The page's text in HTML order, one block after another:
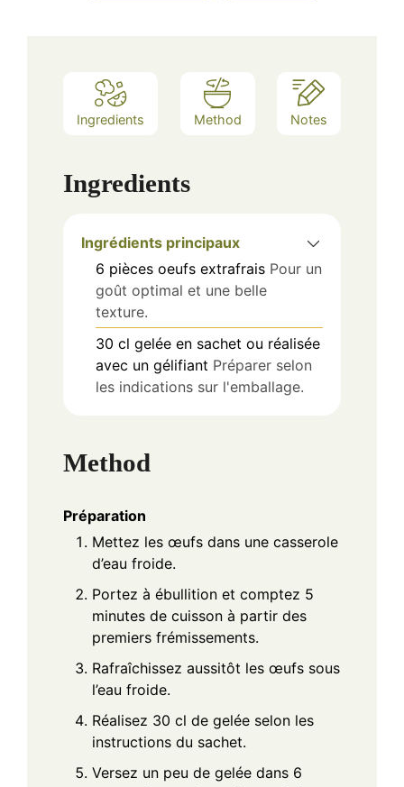
Ingredients Method Notes
Ingredients
Ingrédients principaux
6 pièces oeufs extrafrais Pour un
goût optimal et une belle
texture.
30 cl gelée en sachet ou réalisée
avec un gélifiant Préparer selon
les indications sur l'emballage.
Method
Préparation
Mettez les œufs dans une casserole
d’eau froide.
Portez à ébullition et comptez 5
minutes de cuisson à partir des
premiers frémissements.
Rafraîchissez aussitôt les œufs sous
l’eau froide.
Réalisez 30 cl de gelée selon les
instructions du sachet.
Versez un peu de gelée dans 6